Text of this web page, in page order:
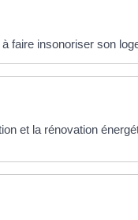
faire insonoriser son
et la rénovation